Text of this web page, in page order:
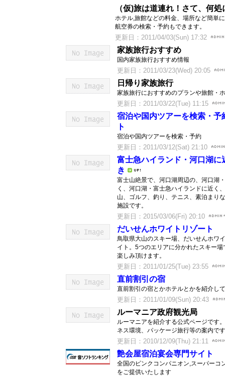
（仮)旅は道連れ！さて、何
ホテル,旅館などの料金、場所など簡単
航空券の検索・予約もできます。
更新日：2011/04/03(Sun) 17:32
家族旅行おすすめ
国内家族旅行おすすめ情報
更新日：2011/03/23(Wed) 20:05
日帰り家族旅行
家族旅行におすすめのプランや旅館・
更新日：2011/03/22(Tue) 11:15
宿泊や国内ツアーを検索・予
ト
宿泊や国内ツアーを検索・予約
更新日：2011/03/12(Sat) 21:10
富士急ハイランド・河口湖に
き
富士山絶景で、河口湖周辺の、河口湖
く、河口湖・富士急ハイランドに近く
山、ゴルフ、釣り、テニス、素泊まり
施設です。
更新日：2015/03/06(Fri) 20:10
だいせんホワイトリゾート
鳥取県大山のスキー場、だいせんホワ
イト。5つのエリアに分かれたスキー
楽しみ頂けます。
更新日：2011/01/25(Tue) 23:55
直前割引の宿
直前割引の宿とかホテルとかを紹介し
更新日：2011/01/09(Sun) 20:43
ルーマニア政府観光局
ルーマニアを紹介する公式ページです
ネス環境、パッケージ旅行等の案内で
更新日：2010/12/09(Thu) 21:11
艶会屋宿泊宴会専門サイト
全国のピンクコンパニオン,スーパーコ
をご提供いたします